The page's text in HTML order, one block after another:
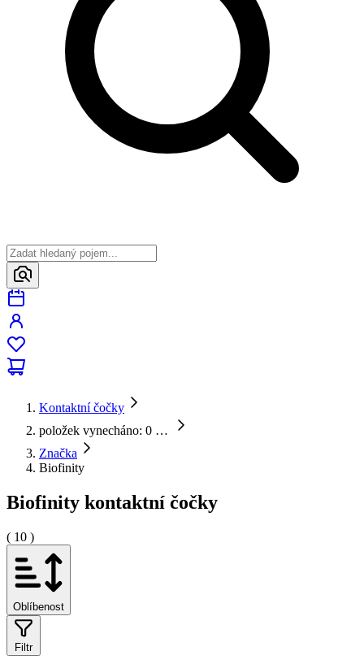
Kontaktní čočky
položek vynecháno: 0 …
Značka
Biofinity
Biofinity kontaktní čočky
( 10 )
Oblíbenost
Filtr